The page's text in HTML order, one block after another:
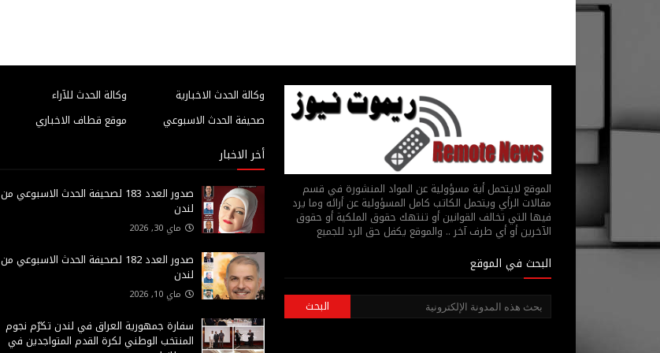
الموقع لايتحمل أية مسؤولية عن المواد المنشورة في قسم
مقالات الرأي ويتحمل الكاتب كامل المسؤولية عن أرائه وما يرد
فيها التي تخالف القوانين أو تنتهك حقوق الملكية أو حقوق
الآخرين أو أي طرف آخر .. والموقع يكفل حق الرد للجميع
البحث في الموقع
وكالة الحدث للآراء
وكالة الحدث الاخبارية
موقع قطاف الاخباري
صحيفة الحدث الاسبوعي
أخر الاخبار
صدور العدد 183 لصحيفة الحدث الاسبوعي من
لندن
ماي 30, 2026
صدور العدد 182 لصحيفة الحدث الاسبوعي من
لندن
ماي 10, 2026
سفارة جمهورية العراق في لندن تكرّم نجوم
المنتخب الوطني لكرة القدم المتواجدين في